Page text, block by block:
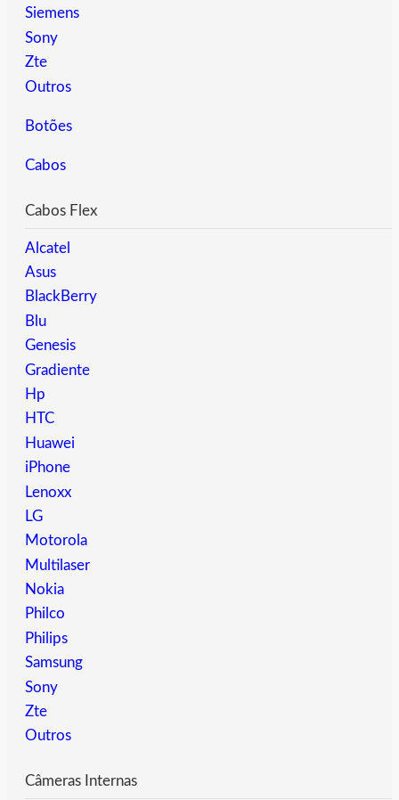
Siemens
Sony
Zte
Outros
Botões
Cabos
Cabos Flex
Alcatel
Asus
BlackBerry
Blu
Genesis
Gradiente
Hp
HTC
Huawei
iPhone
Lenoxx
LG
Motorola
Multilaser
Nokia
Philco
Philips
Samsung
Sony
Zte
Outros
Câmeras Internas